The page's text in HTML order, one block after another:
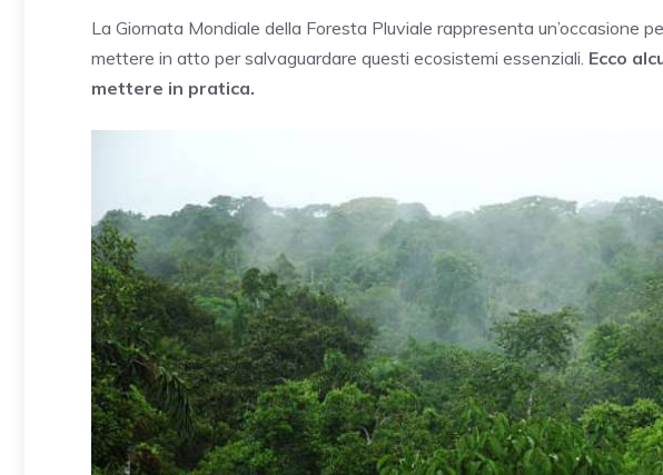
La Giornata Mondiale della Foresta Pluviale rappresenta un’occasione
mettere in atto per salvaguardare questi ecosistemi essenziali. Ecco
mettere in pratica.